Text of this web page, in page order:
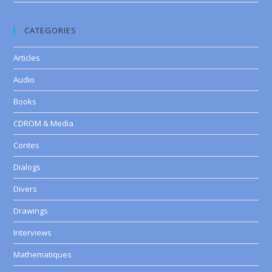
CATEGORIES
Articles
Audio
Books
CDROM & Media
Contes
Dialogs
Divers
Drawings
Interviews
Mathematiques